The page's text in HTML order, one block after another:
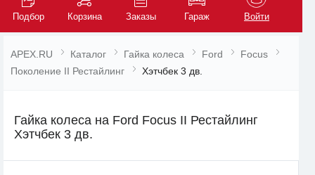
Подбор Корзина Заказы Гараж Войти
APEX.RU Каталог Гайка колеса Ford
Focus
Поколение II Рестайлинг
Хэтчбек 3 дв.
Гайка колеса на Ford Focus II Рестайлинг
Хэтчбек 3 дв.